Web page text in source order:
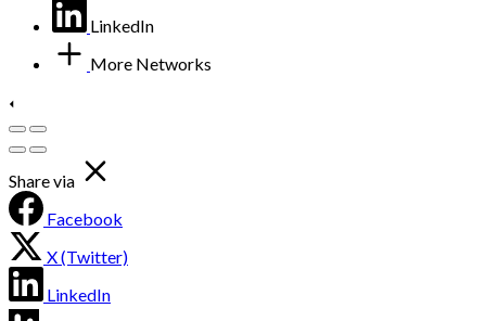
LinkedIn
More Networks
Share via
Facebook
X (Twitter)
LinkedIn